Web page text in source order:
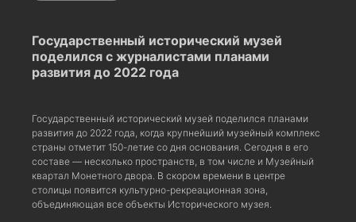
Государственный исторический музей
поделился с журналистами планами
развития до 2022 года
Государственный исторический музей поделился планами
развития до 2022 года, когда крупнейший музейный комплекс
страны отметит 150-летие со дня основания. Сегодня в его
составе — несколько пространств, в том числе и Музейный
квартал Монетного двора. В скором времени в центре
столицы появится культурно-рекреационная зона,
объединяющая все объекты Исторического музея.